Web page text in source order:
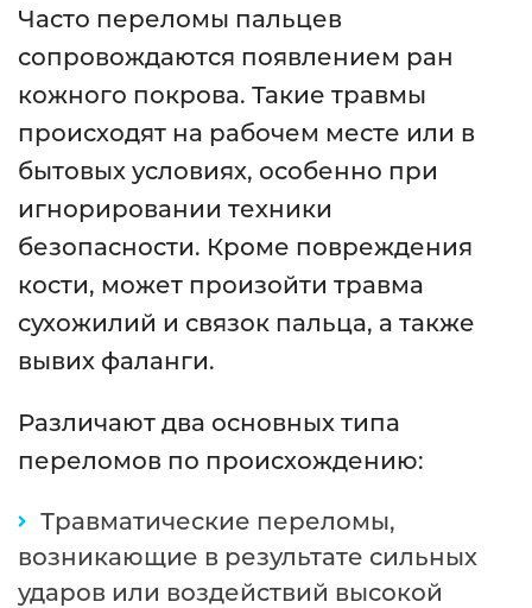
Часто переломы пальцев
сопровождаются появлением ран
кожного покрова. Такие травмы
происходят на рабочем месте или в
бытовых условиях, особенно при
игнорировании техники
безопасности. Кроме повреждения
кости, может произойти травма
сухожилий и связок пальца, а также
вывих фаланги.
Различают два основных типа
переломов по происхождению:
Травматические переломы,
возникающие в результате сильных
ударов или воздействий высокой